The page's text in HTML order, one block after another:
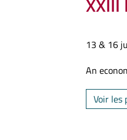
13 & 16
An
Voir les